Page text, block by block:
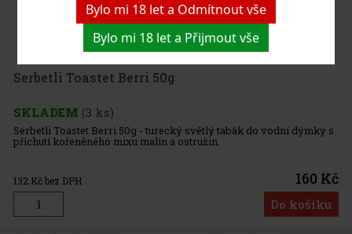
Bylo mi 18 let a Odmítnout vše
Bylo mi 18 let a Přijmout vše
pokerovými večery, které pravidelně
na počet karet v balíčku; zároveň
Jako náplň a vázací list jsou exotické
se vyznačují charakteristikami
538 Kč
50g
- turecký světlý tabák do vodní dýmky s
malin a ostružin.